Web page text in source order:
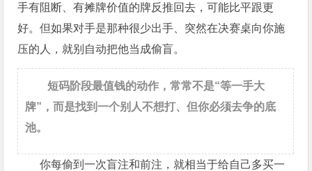
手有阻断、有摊牌价值的牌反推回去，可能比平跟更
好。但如果对手是那种很少出手、突然在决赛桌向你施
压的人，就别自动把他当成偷盲。
短码阶段最值钱的动作，常常不是“等一手大
牌”，而是找到一个别人不想打、但你必须去争的底
池。
你每偷到一次盲注和前注，就相当于给自己多买一